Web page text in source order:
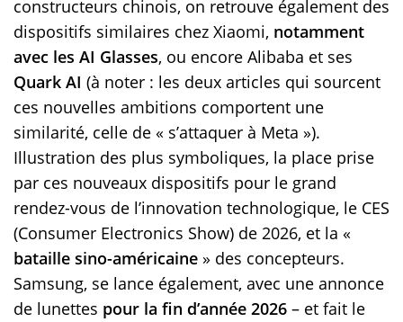
constructeurs chinois, on retrouve également des
dispositifs similaires chez Xiaomi, notamment
avec les AI Glasses, ou encore Alibaba et ses
Quark AI (à noter : les deux articles qui sourcent
ces nouvelles ambitions comportent une
similarité, celle de « s’attaquer à Meta »).
Illustration des plus symboliques, la place prise
par ces nouveaux dispositifs pour le grand
rendez-vous de l’innovation technologique, le CES
(Consumer Electronics Show) de 2026, et la «
bataille sino-américaine » des concepteurs.
Samsung, se lance également, avec une annonce
de lunettes pour la fin d’année 2026 – et fait le